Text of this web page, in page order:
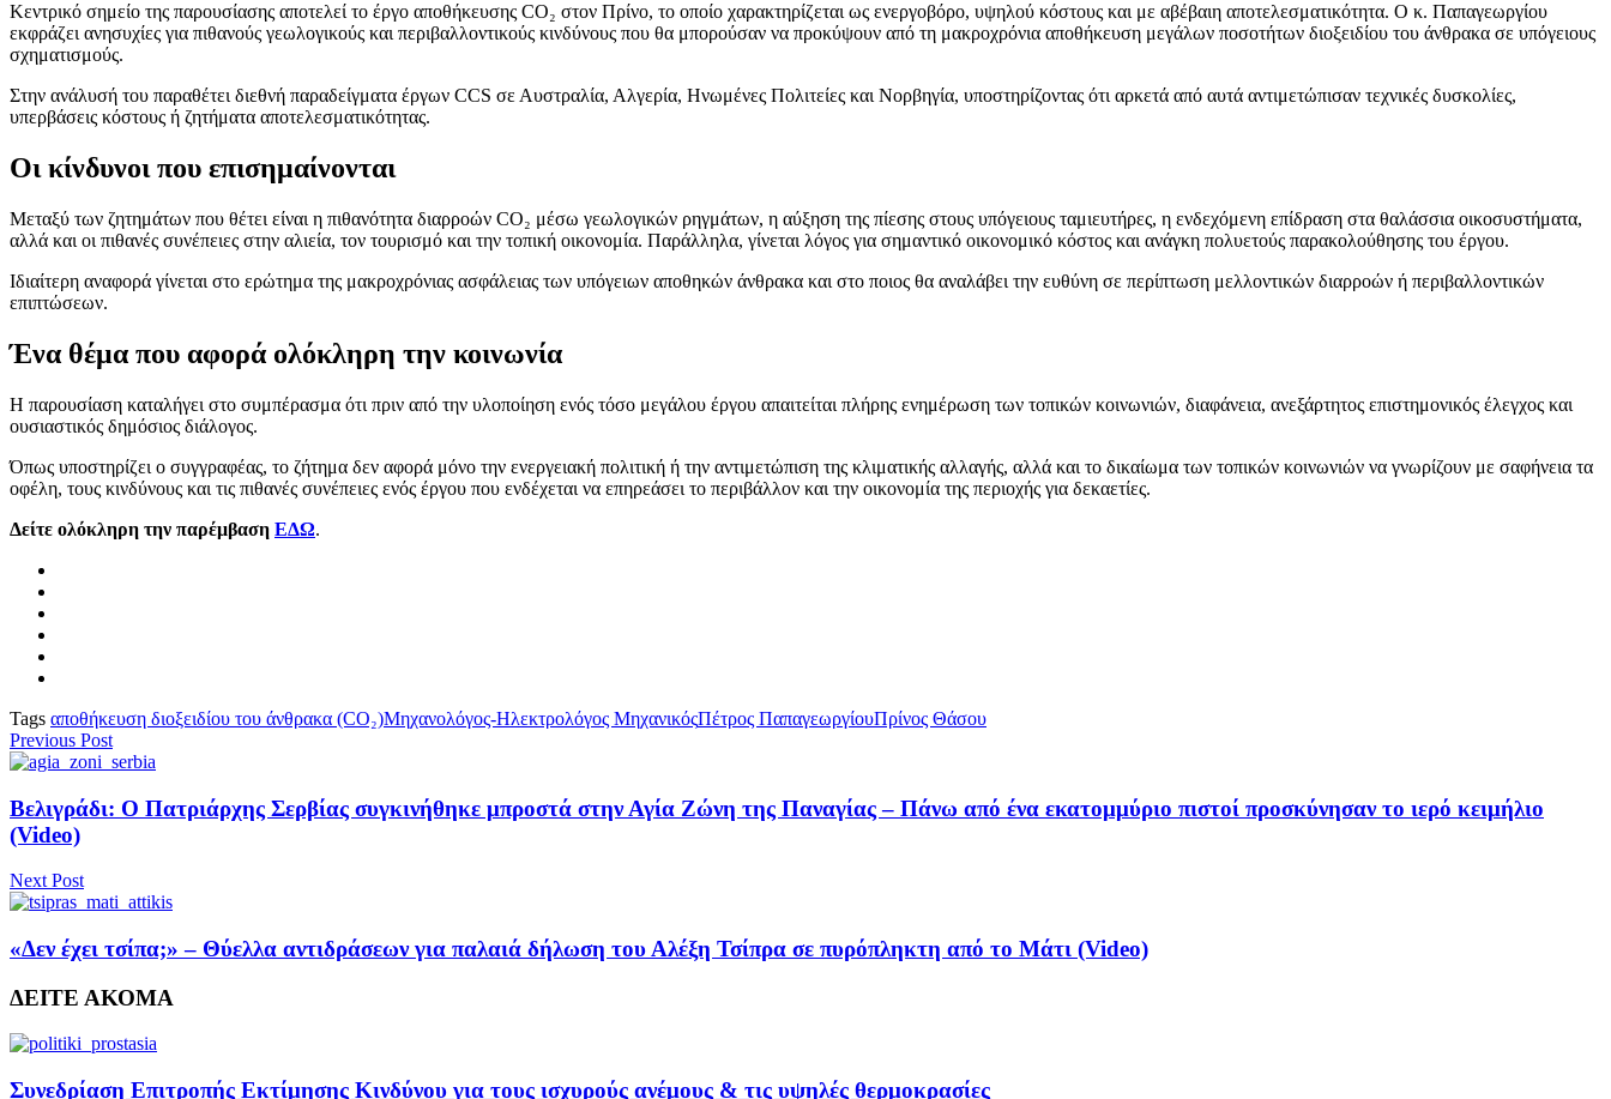
Κεντρικό σημείο της παρουσίασης αποτελεί το έργο αποθήκευσης CO₂ στον Πρίνο, το οποίο χαρακτηρίζεται ως ενεργοβόρο, υψηλού κόστους και με αβέβαιη αποτελεσματικότητα. Ο κ. Παπαγεωργίου
εκφράζει ανησυχίες για πιθανούς γεωλογικούς και περιβαλλοντικούς κινδύνους που θα μπορούσαν να προκύψουν από τη μακροχρόνια αποθήκευση μεγάλων ποσοτήτων διοξειδίου του άνθρακα σε υπόγειους
σχηματισμούς.
Στην ανάλυσή του παραθέτει διεθνή παραδείγματα έργων CCS σε Αυστραλία, Αλγερία, Ηνωμένες Πολιτείες και Νορβηγία, υποστηρίζοντας ότι αρκετά από αυτά αντιμετώπισαν τεχνικές δυσκολίες,
υπερβάσεις κόστους ή ζητήματα αποτελεσματικότητας.
Οι κίνδυνοι που επισημαίνονται
Μεταξύ των ζητημάτων που θέτει είναι η πιθανότητα διαρροών CO₂ μέσω γεωλογικών ρηγμάτων, η αύξηση της πίεσης στους υπόγειους ταμιευτήρες, η ενδεχόμενη επίδραση στα θαλάσσια οικοσυστήματα,
αλλά και οι πιθανές συνέπειες στην αλιεία, τον τουρισμό και την τοπική οικονομία. Παράλληλα, γίνεται λόγος για σημαντικό οικονομικό κόστος και ανάγκη πολυετούς παρακολούθησης του έργου.
Ιδιαίτερη αναφορά γίνεται στο ερώτημα της μακροχρόνιας ασφάλειας των υπόγειων αποθηκών άνθρακα και στο ποιος θα αναλάβει την ευθύνη σε περίπτωση μελλοντικών διαρροών ή περιβαλλοντικών
επιπτώσεων.
Ένα θέμα που αφορά ολόκληρη την κοινωνία
Η παρουσίαση καταλήγει στο συμπέρασμα ότι πριν από την υλοποίηση ενός τόσο μεγάλου έργου απαιτείται πλήρης ενημέρωση των τοπικών κοινωνιών, διαφάνεια, ανεξάρτητος επιστημονικός έλεγχος και
ουσιαστικός δημόσιος διάλογος.
Όπως υποστηρίζει ο συγγραφέας, το ζήτημα δεν αφορά μόνο την ενεργειακή πολιτική ή την αντιμετώπιση της κλιματικής αλλαγής, αλλά και το δικαίωμα των τοπικών κοινωνιών να γνωρίζουν με σαφήνεια τα
οφέλη, τους κινδύνους και τις πιθανές συνέπειες ενός έργου που ενδέχεται να επηρεάσει το περιβάλλον και την οικονομία της περιοχής για δεκαετίες.
Δείτε ολόκληρη την παρέμβαση ΕΔΩ.
Tags αποθήκευση διοξειδίου του άνθρακα (CO₂)Μηχανολόγος-Ηλεκτρολόγος ΜηχανικόςΠέτρος ΠαπαγεωργίουΠρίνος Θάσου
Previous Post
Βελιγράδι: Ο Πατριάρχης Σερβίας συγκινήθηκε μπροστά στην Αγία Ζώνη της Παναγίας – Πάνω από ένα εκατομμύριο πιστοί προσκύνησαν το ιερό κειμήλιο
(Video)
Next Post
«Δεν έχει τσίπα;» – Θύελλα αντιδράσεων για παλαιά δήλωση του Αλέξη Τσίπρα σε πυρόπληκτη από το Μάτι (Video)
ΔΕΙΤΕ ΑΚΟΜΑ
Συνεδρίαση Επιτροπής Εκτίμησης Κινδύνου για τους ισχυρούς ανέμους & τις υψηλές θερμοκρασίες